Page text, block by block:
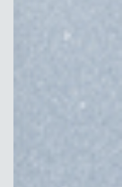
img][/url][/align]
001c/6e/